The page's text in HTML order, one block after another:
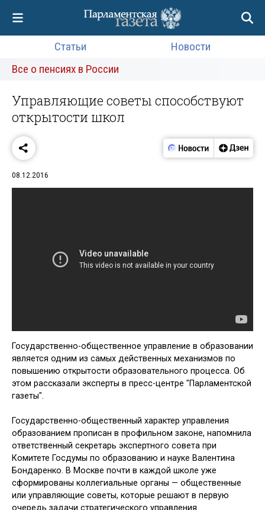
Статьи
Новости
Все о пенсиях в России
Управляющие советы способствуют
открытости школ
08.12.2016
Государственно-общественное управление в образовании
является одним из самых действенных механизмов по
повышению открытости образовательного процесса. Об
этом рассказали эксперты в пресс-центре "Парламентской
газеты".
Государственно-общественный характер управления
образованием прописан в профильном законе, напомнила
ответственный секретарь экспертного совета при
Комитете Госдумы по образованию и науке Валентина
Бондаренко. В Москве почти в каждой школе уже
сформированы коллегиальные органы — общественные
или управляющие советы, которые решают в первую